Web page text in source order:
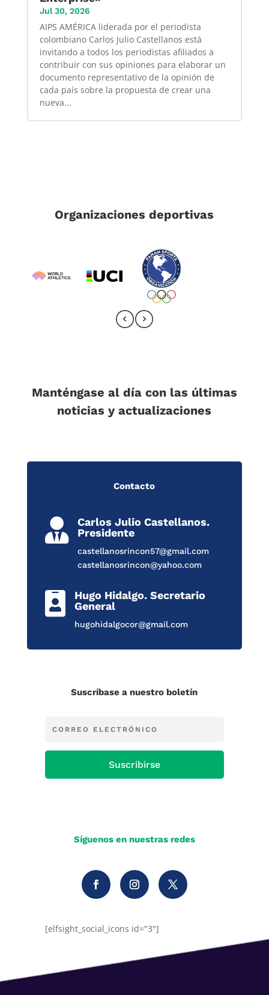
Jul 30, 2026
AIPS AMÉRICA liderada por el periodista
colombiano Carlos Julio Castellanos está
invitando a todos los periodistas afiliados a
contribuir con sus opiniones para elaborar un
documento representativo de la opinión de
cada país sobre la propuesta de crear una
nueva...
Organizaciones deportivas
Manténgase al día con las últimas
noticias y actualizaciones
Contacto

Carlos Julio Castellanos.
Presidente
castellanosrincon57@gmail.com
castellanosrincon@yahoo.com

Hugo Hidalgo. Secretario
General
hugohidalgocor@gmail.com
Suscríbase a nuestro boletín
Suscribirse
Síguenos en nuestras redes
[elfsight_social_icons id="3"]